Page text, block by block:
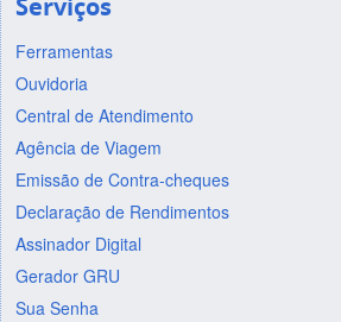
Ferramentas
Ouvidoria
Central de Atendimento
Agência de Viagem
Emissão de Contra-cheques
Declaração de Rendimentos
Assinador Digital
Gerador GRU
Sua Senha